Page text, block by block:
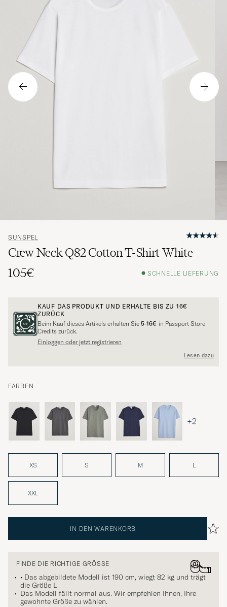
SUNSPEL
Crew Neck Q82 Cotton T-Shirt White
105€
SCHNELLE LIEFERUNG
KAUF DAS PRODUKT UND ERHALTE BIS ZU 16€
ZURÜCK
Beim Kauf dieses Artikels erhalten Sie 5-16€ in Passport Store
Credits zurück.
Einloggen oder jetzt registrieren
Lesen dazu
FARBEN
+2
XS S M L
XXL
IN DEN WARENKORB
FINDE DIE RICHTIGE GRÖSSE
• Das abgebildete Modell ist 190 cm, wiegt 82 kg und trägt
die Größe L.
Das Modell fällt normal aus. Wir empfehlen Ihnen, Ihre
gewohnte Größe zu wählen.